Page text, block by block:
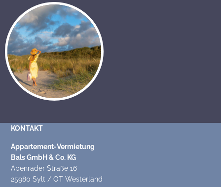
KONTAKT
Appartement-Vermietung
Bals GmbH & Co. KG
Apenrader Straße 16
25980 Sylt / OT Westerland